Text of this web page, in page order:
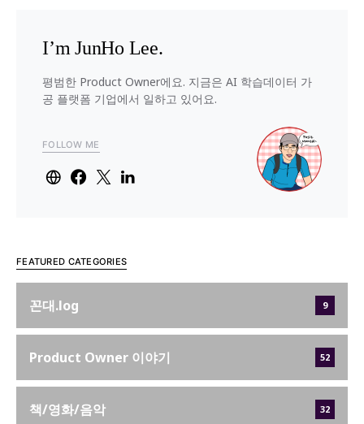
I’m JunHo Lee.
평범한 Product Owner에요. 지금은 AI 학습데이터 가
공 플랫폼 기업에서 일하고 있어요.
FOLLOW ME
FEATURED CATEGORIES
꼰대.log 9
Product Owner 이야기 52
책/영화/음악 32